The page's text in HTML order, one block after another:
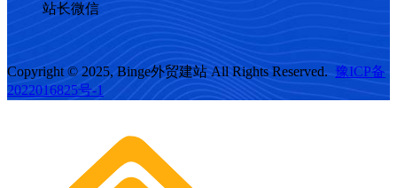
站长微信
Copyright © 2025, Binge外贸建站 All Rights Reserved. 豫ICP备
2022016825号-1